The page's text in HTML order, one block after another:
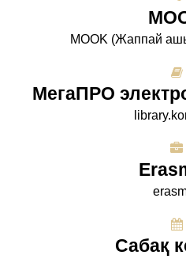
МООK (Жаппай
МегаПРО
Сабақ